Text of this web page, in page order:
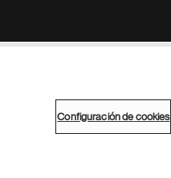
Search
Configuración de cookies